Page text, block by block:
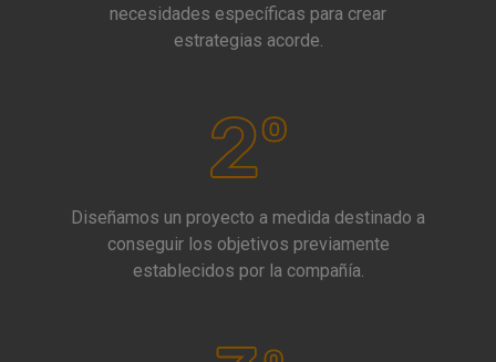
necesidades específicas para crear
estrategias acorde.
Diseñamos un proyecto a medida destinado a
conseguir los objetivos previamente
establecidos por la compañía.